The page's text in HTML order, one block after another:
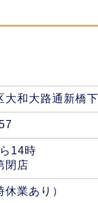
大和大路通新橋
14時
閉店
業あり）